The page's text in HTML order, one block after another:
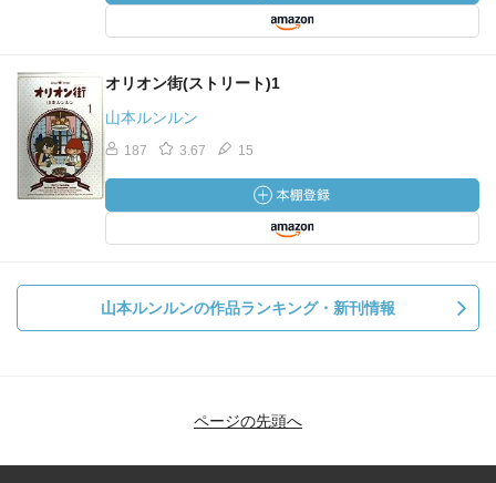
オリオン街(ストリート)1
山本ルンルン
187 3.67 15
山本ルンルンの作品ランキング・新刊情報
ページの先頭へ